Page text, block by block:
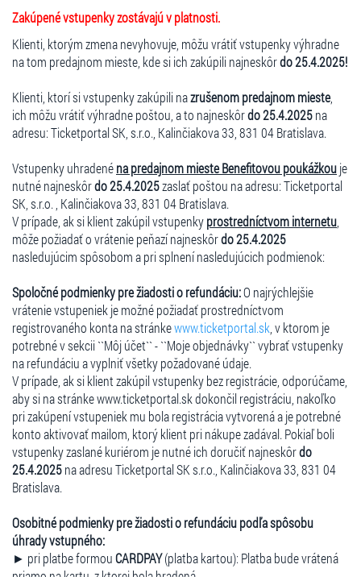
Zakúpené vstupenky zostávajú v platnosti.
Klienti, ktorým zmena nevyhovuje, môžu vrátiť vstupenky výhradne
na tom predajnom mieste, kde si ich zakúpili najneskôrdo 25.4.2025!
Klienti, ktorí si vstupenky zakúpili nazrušenom predajnom mieste,
ich môžu vrátiť výhradne poštou, a to najneskôrdo 25.4.2025na
adresu: Ticketportal SK, s.r.o., Kalinčiakova 33, 831 04 Bratislava.
Vstupenky uhradenéna predajnom mieste Benefitovou poukážkouje
nutné najneskôrdo 25.4.2025zaslať poštou na adresu: Ticketportal
SK, s.r.o. , Kalinčiakova 33, 831 04 Bratislava.
V prípade, ak si klient zakúpil vstupenkyprostredníctvom internetu
môže požiadať o vrátenie peňazí najneskôrdo 25.4.2025
nasledujúcim spôsobom a pri splnení nasledujúcich podmienok:
Spoločné podmienky pre žiadosti o refundáciu:O najrýchlejšie
vrátenie vstupeniek je možné požiadať prostredníctvom
registrovaného konta na stránkewww.ticketportal.sk , v ktorom je
potrebné v sekcii ``Môj účet`` - ``Moje objednávky`` vybrať vstupenky
na refundáciu a vyplniť všetky požadované údaje.
V prípade, ak si klient zakúpil vstupenky bez registrácie, odporúčame,
aby si na stránke www.ticketportal.sk dokončil registráciu, nakoľko
pri zakúpení vstupeniek mu bola registrácia vytvorená a je potrebné
konto aktivovať mailom, ktorý klient pri nákupe zadával. Pokiaľ boli
vstupenky zaslané kuriérom je nutné ich doručiť najneskôrdo
25.4.2025na adresu Ticketportal SK s.r.o., Kalinčiakova 33, 831 04
Bratislava.
Osobitné podmienky pre žiadosti o refundáciu podľa spôsobu
úhrady vstupného:
► pri platbe formouCARDPAY(platba kartou): Platba bude vrátená